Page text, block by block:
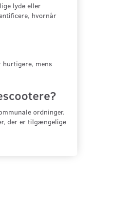
lyde eller
hvornår
mens
ordninger.
der er tilgængelige